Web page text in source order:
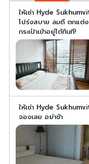
ให้เช่า Hyde
โปร่งสบาย ลมดี ตกแต่
กระเป๋าเข้าอยู่ได้ทันที!
ให้เช่า Hyde
จองเลย อย่าช้า